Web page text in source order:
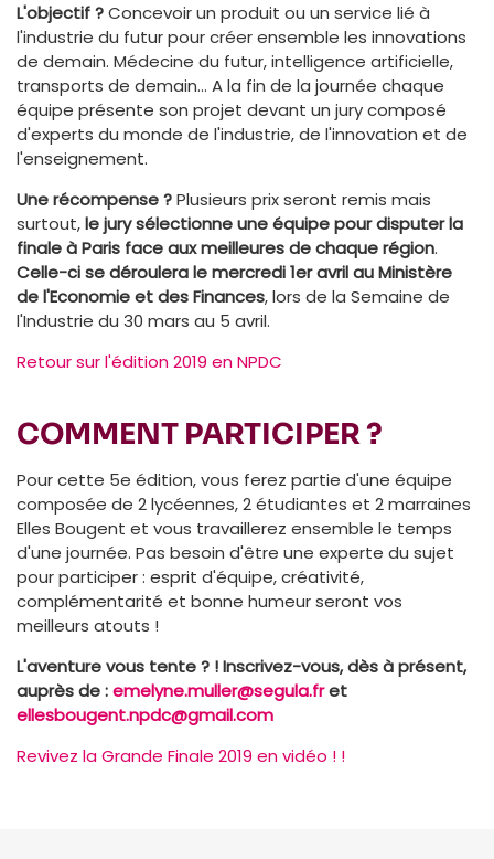
L'objectif ?Concevoir un produit ou un service lié à
l'industrie du futur pour créer ensemble les innovations
de demain. Médecine du futur, intelligence artificielle,
transports de demain... A la fin de la journée chaque
équipe présente son projet devant un jury composé
d'experts du monde de l'industrie, de l'innovation et de
l'enseignement.
Une récompense ?Plusieurs prix seront remis mais
surtout,le jury sélectionne une équipe pour disputer la
finale à Paris face aux meilleures de chaque région.
Celle-ci se déroulera le mercredi 1er avril au Ministère
de l'Economie et des Finances, lors de la Semaine de
l'Industrie du 30 mars au 5 avril.
Retour sur l'édition 2019 en NPDC
COMMENT PARTICIPER ?
Pour cette 5e édition, vous ferez partie d'une équipe
composée de 2 lycéennes, 2 étudiantes et 2 marraines
Elles Bougent et vous travaillerez ensemble le temps
d'une journée. Pas besoin d'être une experte du sujet
pour participer : esprit d'équipe, créativité,
complémentarité et bonne humeur seront vos
meilleurs atouts !
L'aventure vous tente ? ! Inscrivez-vous, dès à présent,
auprès de :emelyne.muller@segula.fret
ellesbougent.npdc@gmail.com
Revivez la Grande Finale 2019 en vidéo ! !